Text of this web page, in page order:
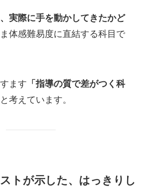
実際に手を動かしてきたかど
体感難易度に直結する科目で
ます 「指導の質で差がつく科
考えています。
トが示した、はっきりし